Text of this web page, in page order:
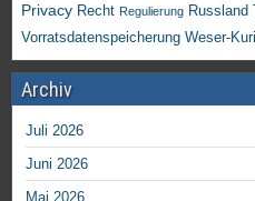
Privacy Recht Regulierung Russland
Vorratsdatenspeicherung Weser-
Archiv
Juli 2026
Juni 2026
Mai 2026